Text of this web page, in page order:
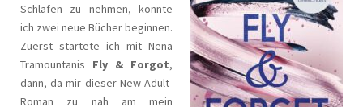
Schlafen zu nehmen, konnte
ich zwei neue Bücher beginnen.
Zuerst startete ich mit Nena
Tramountanis Fly & Forgot,
dann, da mir dieser New Adult-
Roman zu nah am mein